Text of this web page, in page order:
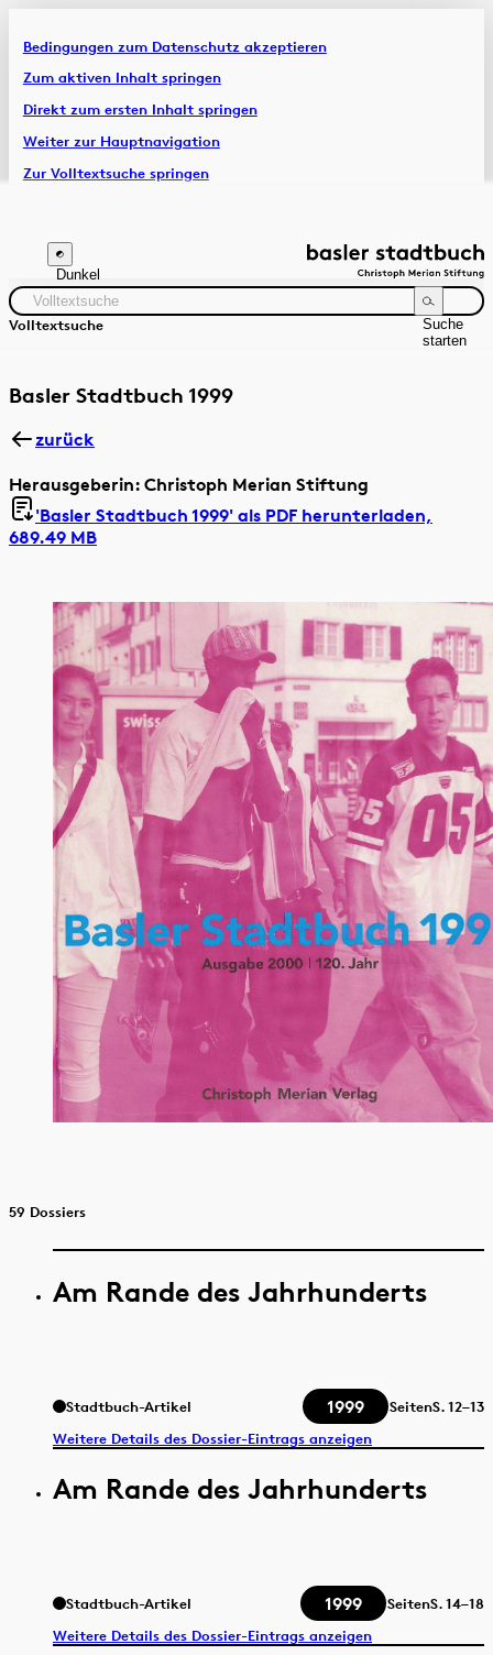
Bedingungen zum Datenschutz akzeptieren
Zum aktiven Inhalt springen
Direkt zum ersten Inhalt springen
Weiter zur Hauptnavigation
Zur Volltextsuche springen
Artikel & Dossiers
Chronik
Dunkel
Volltextsuche
Suche
starten
Zeitraum Autor:in
Basler Stadtbuch 1999
zurück
Herausgeberin: Christoph Merian Stiftung
'Basler Stadtbuch 1999' als PDF herunterladen,
689.49 MB
59 Dossiers
Am Rande des Jahrhunderts
Stadtbuch-Artikel 1999 SeitenS.12–13
Weitere Details des Dossier-Eintrags anzeigen
Am Rande des Jahrhunderts
Stadtbuch-Artikel 1999 SeitenS.14–18
Weitere Details des Dossier-Eintrags anzeigen